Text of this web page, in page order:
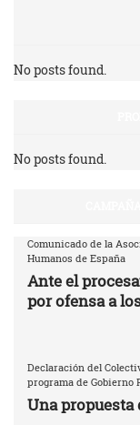
No posts found.
No posts found.
Comunicado de la
Humanos de España
Ante el
por ofensa a
Declaración del
programa de Gobierno
Una